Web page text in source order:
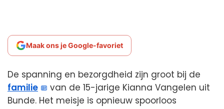
Maak ons je Google-favoriet
De spanning en bezorgdheid zijn groot bij de
familie
van de 15-jarige Kianna Vangelen uit
Bunde. Het meisje is opnieuw spoorloos